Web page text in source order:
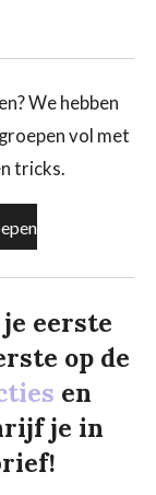
We hebben
vol met
tricks.
eerste
op de
en
je in